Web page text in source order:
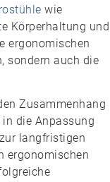
wie
Körperhaltung und
ergonomischen
sondern auch die
Zusammenhang
die Anpassung
langfristigen
ergonomischen